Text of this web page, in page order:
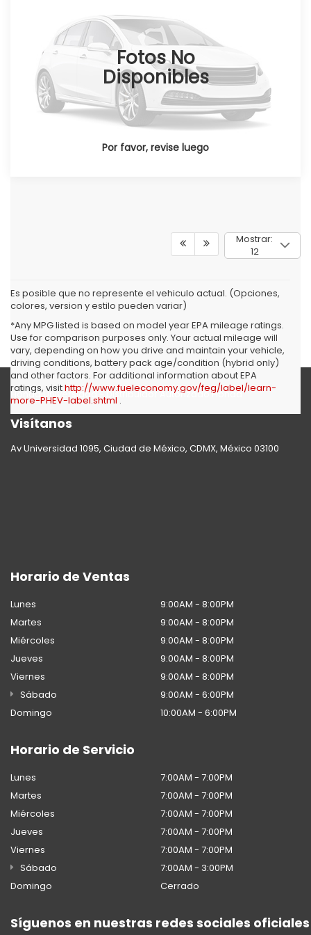
Fotos No
Disponibles
Por favor, revise luego
348606
Disponible
Mostrar:
12
Es posible que no represente el vehiculo actual. (Opciones,
colores, version y estilo pueden variar)
*Any MPG listed is based on model year EPA mileage ratings.
Use for comparison purposes only. Your actual mileage will
vary, depending on how you drive and maintain your vehicle,
driving conditions, battery pack age/condition (hybrid only)
and other factors. For additional information about EPA
ratings, visithttp://www.fueleconomy.gov/feg/label/learn-
more-PHEV-label.shtml .
Honda Universidad - Distribuidor Autorizado Honda
Visítanos
Av Universidad 1095, Ciudad de México, CDMX, México 03100
Horario de Ventas
Lunes
9:00AM - 8:00PM
Martes
9:00AM - 8:00PM
Miércoles
9:00AM - 8:00PM
Jueves
9:00AM - 8:00PM
Viernes
9:00AM - 8:00PM
Sábado
9:00AM - 6:00PM
Domingo
10:00AM - 6:00PM
Horario de Servicio
Lunes
7:00AM - 7:00PM
Martes
7:00AM - 7:00PM
Miércoles
7:00AM - 7:00PM
Jueves
7:00AM - 7:00PM
Viernes
7:00AM - 7:00PM
Sábado
7:00AM - 3:00PM
Domingo
Cerrado
Síguenos en nuestras redes sociales oficiales